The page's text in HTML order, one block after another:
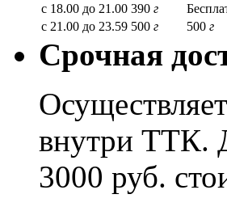
с 18.00 до 21.00 390 г
с 21.00 до 23.59 500 г 500 г
Срочная
внутри ТТК.
3000 руб.